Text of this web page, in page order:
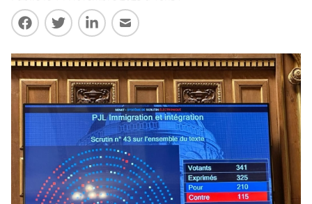
Partager sur Facebook
Partager sur Twitter
Partager sur LinkedIn
Partager par E-mail